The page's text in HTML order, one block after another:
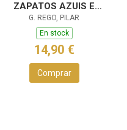
ZAPATOS AZUIS E
CANS NEGROS
G. REGO, PILAR
En stock
14,90 €
Comprar